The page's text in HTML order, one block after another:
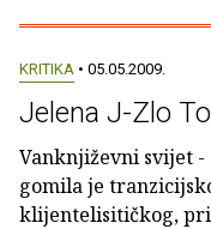
KRITIKA • 05.05.2009.
Jelena J-Zlo
Vanknjiževni svijet
gomila je
klijentelisitičkog,